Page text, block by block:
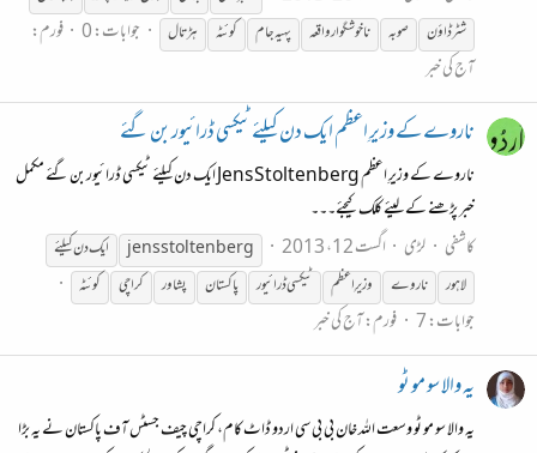
شٹر ڈاؤن
صوبہ ناخوشگوار واقعہ پہیہ جام کوئٹہ ہڑتال جوابات: 0
فورم:
آج کی خبر
ناروے کے وزیرِ اعظم ایک دن کیلئے ٹیکسی ڈرائیور بن گئے
ناروے کے وزیرِ اعظم Jens Stoltenberg ایک دن کیلئے ٹیکسی ڈرائیور بن گئے مکمل
خبر پڑھنے کے لیئے کلک کیجئے۔۔۔
کاشفی
لڑی اگست 12، 2013 jens stoltenberg
ایک دن کیلئے
لاہور
ناروے وزیرِ اعظم ٹیکسی ڈرائیور پاکستان پشاور کراچی کوئٹہ
جوابات: 7 فورم:آج کی خبر
یہ والا سو مو ٹو
یہ والا سو مو ٹو وسعت اللہ خان بی بی سی اردو ڈاٹ کام، کراچی چیف جسٹس آف پاکستان نے یہ بڑا